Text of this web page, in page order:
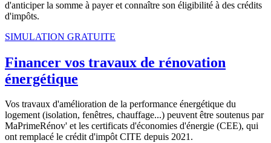
d'anticiper la somme à payer et connaître son éligibilité à des crédits
d'impôts.
SIMULATION GRATUITE
Financer vos travaux de rénovation
énergétique
Vos travaux d'amélioration de la performance énergétique du
logement (isolation, fenêtres, chauffage...) peuvent être soutenus par
MaPrimeRénov' et les certificats d'économies d'énergie (CEE), qui
ont remplacé le crédit d'impôt CITE depuis 2021.